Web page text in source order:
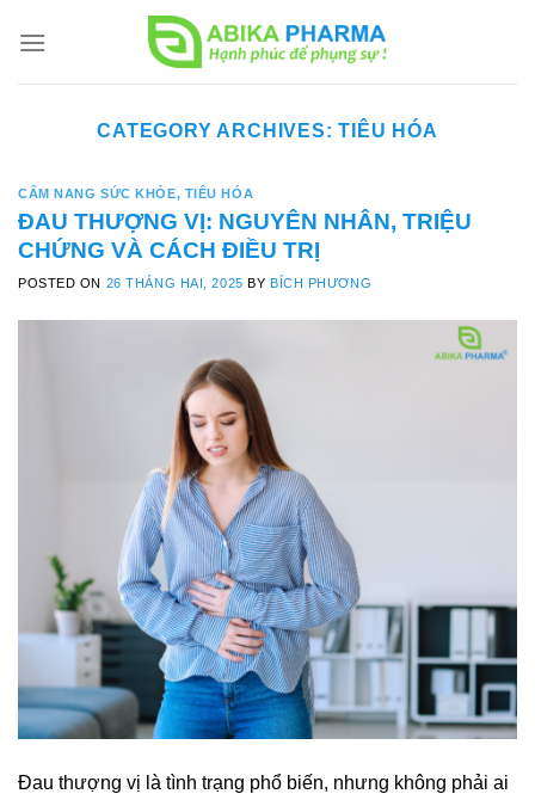
CATEGORY ARCHIVES:TIÊU HÓA
CẨM NANG SỨC KHỎE, TIÊU HÓA
ĐAU THƯỢNG VỊ: NGUYÊN NHÂN, TRIỆU
CHỨNG VÀ CÁCH ĐIỀU TRỊ
POSTED ON 26 THÁNG HAI, 2025 BY BÍCH PHƯƠNG
Đau thượng vị là tình trạng phổ biến, nhưng không phải ai